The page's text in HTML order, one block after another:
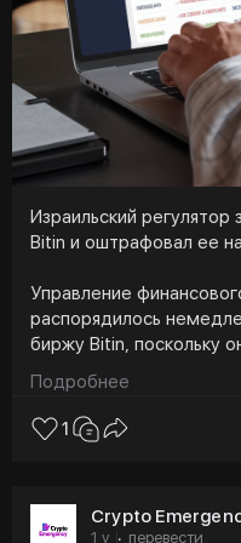
https://t.me/
#blockchainlife
#криптаврф
#блочейнфорум
#криптоподкаст
#cryptoemergency
Израильский
Bitin и оштрафовал ее
Управление
распорядилось
биржу Bitin, поскольку
лицензии. Кроме того,
финансовый штраф в
шекелей (460 тысяч
Амитом Гала. Хотя
Подробнее
1
Crypto
1 y · перевести